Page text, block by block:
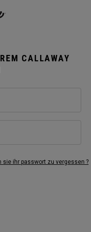
CALLAWAY
sie ihr passwort zu vergessen ?